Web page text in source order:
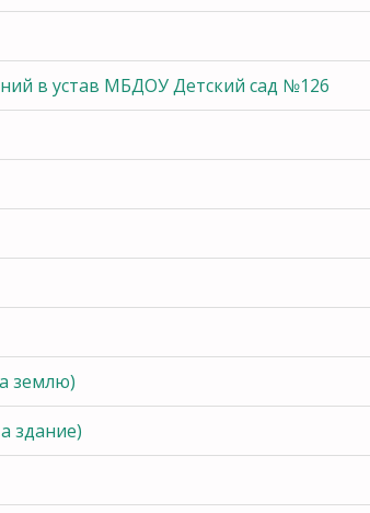
в устав МБДОУ Детский сад №126
землю)
здание)